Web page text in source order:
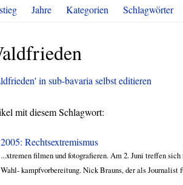
Jahre Kategorien Schlagwörter
in sub-bavaria selbst editieren
mit diesem Schlagwort:
2005: Rechtsextremismus
...xtremen filmen und fotografieren. Am 2. Juni treffen
Wahl- kampfvorbereitung. Nick Brauns, der als Journalist